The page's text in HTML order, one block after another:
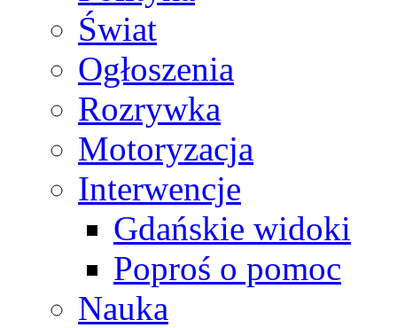
Świat
Ogłoszenia
Rozrywka
Motoryzacja
Interwencje
Gdańskie widoki
Poproś o pomoc
Nauka